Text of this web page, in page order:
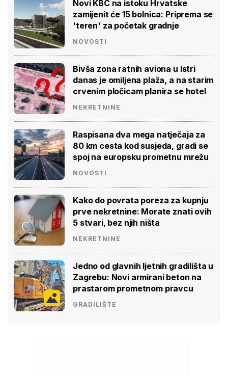
Novi KBC na istoku Hrvatske
zamijenit će 15 bolnica: Priprema se
'teren' za početak gradnje
NOVOSTI
Bivša zona ratnih aviona u Istri
danas je omiljena plaža, a na starim
crvenim pločicam planira se hotel
NEKRETNINE
Raspisana dva mega natječaja za
80 km cesta kod susjeda, gradi se
spoj na europsku prometnu mrežu
NOVOSTI
Kako do povrata poreza za kupnju
prve nekretnine: Morate znati ovih
5 stvari, bez njih ništa
NEKRETNINE
Jedno od glavnih ljetnih gradilišta u
Zagrebu: Novi armirani beton na
prastarom prometnom pravcu
GRADILIŠTE